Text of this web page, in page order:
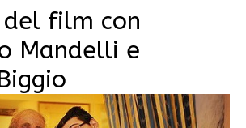
film con
Mandelli e